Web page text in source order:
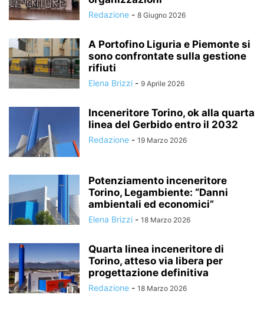
Redazione - 8 Giugno 2026
A Portofino Liguria e Piemonte si
sono confrontate sulla gestione
rifiuti
Elena Brizzi - 9 Aprile 2026
Inceneritore Torino, ok alla quarta
linea del Gerbido entro il 2032
Redazione - 19 Marzo 2026
Potenziamento inceneritore
Torino, Legambiente: “Danni
ambientali ed economici”
Elena Brizzi - 18 Marzo 2026
Quarta linea inceneritore di
Torino, atteso via libera per
progettazione definitiva
Redazione - 18 Marzo 2026